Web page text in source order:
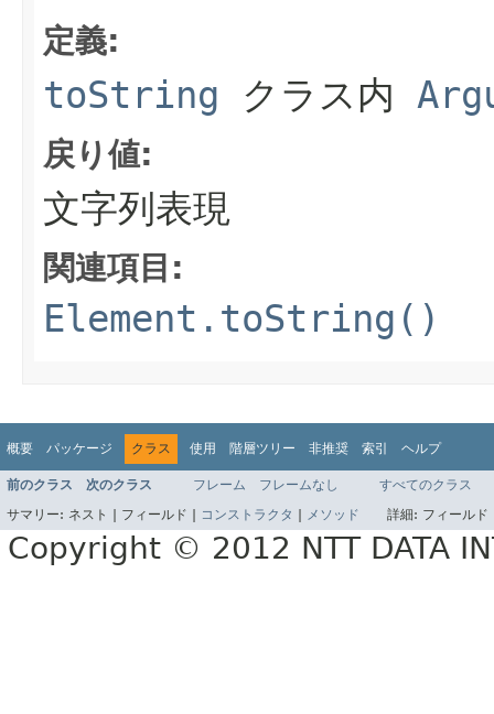
定義:
toString クラス内
戻り値:
文字列表現
関連項目:
Element.toString()
概要 パッケージ クラス 使用 階層ツリー 非推奨 索引 ヘルプ
前のクラス 次のクラス フレーム フレームなし
すべてのクラス
サマリー: ネスト | フィールド | コンストラクタ メソッド 詳細: フィール
Copyright © 2012 NTT DATA